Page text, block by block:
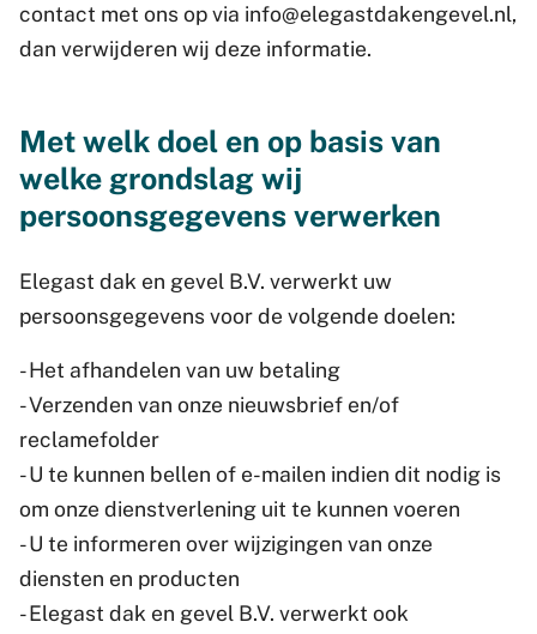
contact met ons op via info@elegastdakengevel.nl,
dan verwijderen wij deze informatie.
Met welk doel en op basis van
welke grondslag wij
persoonsgegevens verwerken
Elegast dak en gevel B.V. verwerkt uw
persoonsgegevens voor de volgende doelen:
- Het afhandelen van uw betaling
- Verzenden van onze nieuwsbrief en/of
reclamefolder
- U te kunnen bellen of e-mailen indien dit nodig is
om onze dienstverlening uit te kunnen voeren
- U te informeren over wijzigingen van onze
diensten en producten
- Elegast dak en gevel B.V. verwerkt ook